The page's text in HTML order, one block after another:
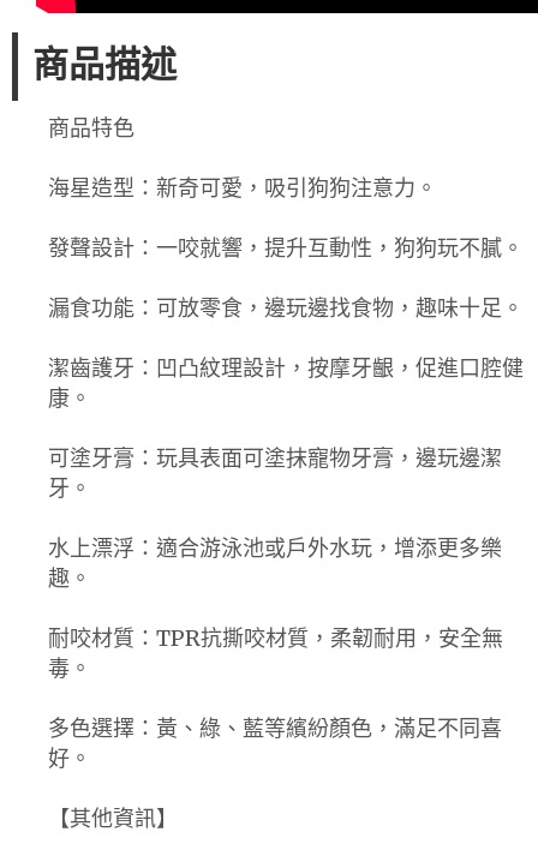
商品描述
商品特色
海星造型：新奇可愛，吸引狗狗注意力。
發聲設計：一咬就響，提升互動性，狗狗玩不膩。
漏食功能：可放零食，邊玩邊找食物，趣味十足。
潔齒護牙：凹凸紋理設計，按摩牙齦，促進口腔健
康。
可塗牙膏：玩具表面可塗抹寵物牙膏，邊玩邊潔
牙。
水上漂浮：適合游泳池或戶外水玩，增添更多樂
趣。
耐咬材質：TPR抗撕咬材質，柔韌耐用，安全無
毒。
多色選擇：黃、綠、藍等繽紛顏色，滿足不同喜
好。
【其他資訊】